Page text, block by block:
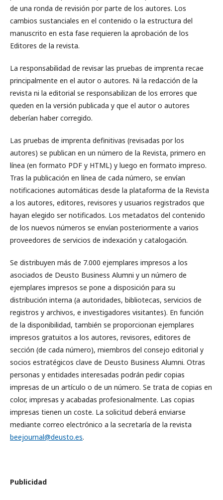
de una ronda de revisión por parte de los autores. Los
cambios sustanciales en el contenido o la estructura del
manuscrito en esta fase requieren la aprobación de los
Editores de la revista.
La responsabilidad de revisar las pruebas de imprenta recae
principalmente en el autor o autores. Ni la redacción de la
revista ni la editorial se responsabilizan de los errores que
queden en la versión publicada y que el autor o autores
deberían haber corregido.
Las pruebas de imprenta definitivas (revisadas por los
autores) se publican en un número de la Revista, primero en
línea (en formato PDF y HTML) y luego en formato impreso.
Tras la publicación en línea de cada número, se envían
notificaciones automáticas desde la plataforma de la Revista
a los autores, editores, revisores y usuarios registrados que
hayan elegido ser notificados. Los metadatos del contenido
de los nuevos números se envían posteriormente a varios
proveedores de servicios de indexación y catalogación.
Se distribuyen más de 7.000 ejemplares impresos a los
asociados de Deusto Business Alumni y un número de
ejemplares impresos se pone a disposición para su
distribución interna (a autoridades, bibliotecas, servicios de
registros y archivos, e investigadores visitantes). En función
de la disponibilidad, también se proporcionan ejemplares
impresos gratuitos a los autores, revisores, editores de
sección (de cada número), miembros del consejo editorial y
socios estratégicos clave de Deusto Business Alumni. Otras
personas y entidades interesadas podrán pedir copias
impresas de un artículo o de un número. Se trata de copias en
color, impresas y acabadas profesionalmente. Las copias
impresas tienen un coste. La solicitud deberá enviarse
mediante correo electrónico a la secretaría de la revista
beejournal@deusto.es.
Publicidad